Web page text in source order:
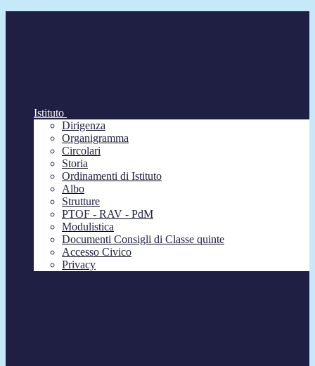
Istituto
Dirigenza
Organigramma
Circolari
Storia
Ordinamenti di Istituto
Albo
Strutture
PTOF - RAV - PdM
Modulistica
Documenti Consigli di Classe quinte
Accesso Civico
Privacy